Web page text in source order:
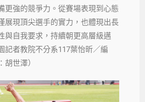
更強的競爭力。從賽場表現到心態
展現頂尖選手的實力，也體現出長
與自我要求，持續朝更高層級邁
記者教院不分系117葉怡昕／編
胡世澤）